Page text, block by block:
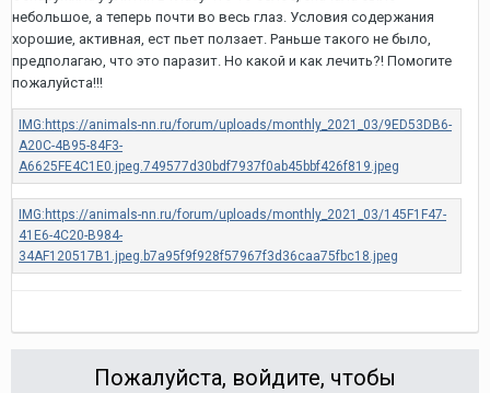
небольшое, а теперь почти во весь глаз. Условия содержания
хорошие, активная, ест пьет ползает. Раньше такого не было,
предполагаю, что это паразит. Но какой и как лечить?! Помогите
пожалуйста!!!
Пожалуйста, войдите, чтобы